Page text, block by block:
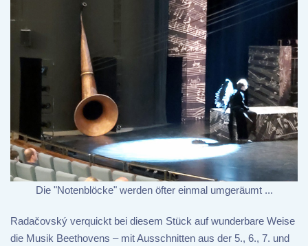
Die "Notenblöcke" werden öfter einmal umgeräumt ...
Radačovský verquickt bei diesem Stück auf wunderbare Weise
die Musik Beethovens – mit Ausschnitten aus der 5., 6., 7. und